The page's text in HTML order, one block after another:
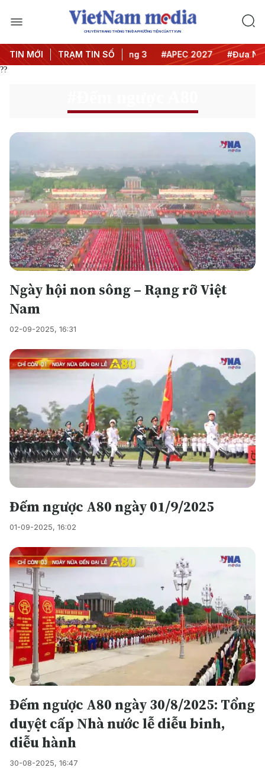
CHUYÊN TRANG THÔNG TIN ĐA PHƯƠNG TIỆN CỦA TTXVN
TIN MỚI TRẠM TIN SỐ
#Hội nghị Trung ương 3 #APEC 2027 #Đưa Nghị
??
Ngày hội non sông – Rạng rỡ Việt
Nam
02-09-2025, 16:31
Đếm ngược A80 ngày 01/9/2025
01-09-2025, 16:02
Đếm ngược A80 ngày 30/8/2025: Tổng
duyệt cấp Nhà nước lễ diễu binh,
diễu hành
30-08-2025, 16:47